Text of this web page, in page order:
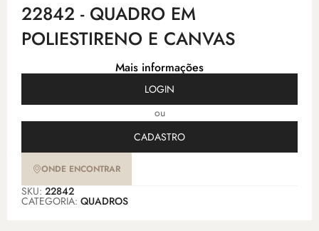
22842 - QUADRO EM
POLIESTIRENO E CANVAS
Mais informações
LOGIN
ou
CADASTRO
ONDE ENCONTRAR
SKU: 22842
CATEGORIA: QUADROS